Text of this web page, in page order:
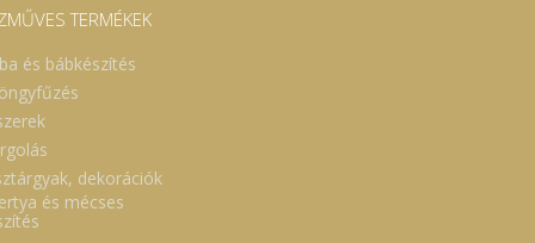
TERMÉKEK
és bábkészítés
dekorációk
és mécses